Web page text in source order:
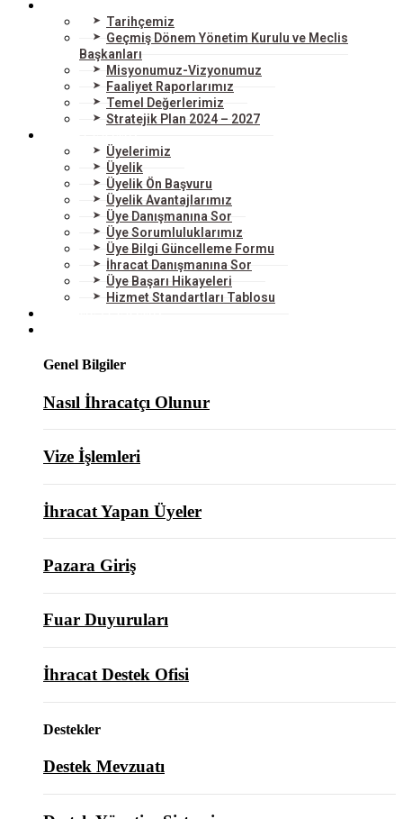
Tarihçemiz
Geçmiş Dönem Yönetim Kurulu ve Meclis
Başkanları
Misyonumuz-Vizyonumuz
Faaliyet Raporlarımız
Temel Değerlerimiz
Stratejik Plan 2024 – 2027
Üyelerimiz
Üyelik
Üyelik Ön Başvuru
Üyelik Avantajlarımız
Üye Danışmanına Sor
Üye Sorumluluklarımız
Üye Bilgi Güncelleme Formu
İhracat Danışmanına Sor
Üye Başarı Hikayeleri
Hizmet Standartları Tablosu
Genel Bilgiler
Nasıl İhracatçı Olunur
Vize İşlemleri
İhracat Yapan Üyeler
Pazara Giriş
Fuar Duyuruları
İhracat Destek Ofisi
Destekler
Destek Mevzuatı